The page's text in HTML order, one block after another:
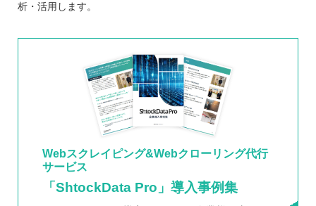
析・活用します。
Webスクレイピング&Webクローリング代行
サービス
「ShtockData Pro」導入事例集